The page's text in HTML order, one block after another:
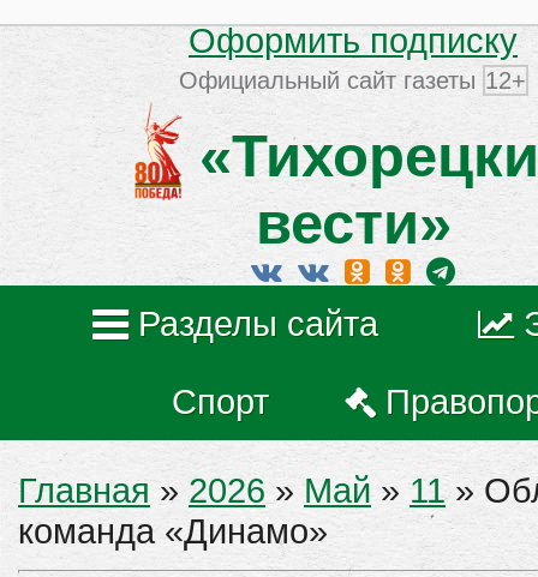
Оформить подписку
Официальный сайт газеты 12+
вести»
Разделы сайта
Спорт
Главная » 2026 » Май » 11»
команда «Динамо»